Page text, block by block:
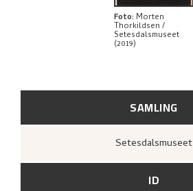
SAMLING
Setesdalsmuseet
ID
Foto: Morten
Thorkildsen /
Setesdalsmuseet
(2019)